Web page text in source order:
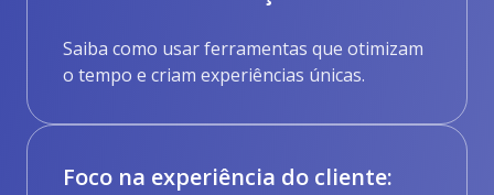
Saiba como usar ferramentas que otimizam
o tempo e criam experiências únicas.
Foco na experiência do cliente: